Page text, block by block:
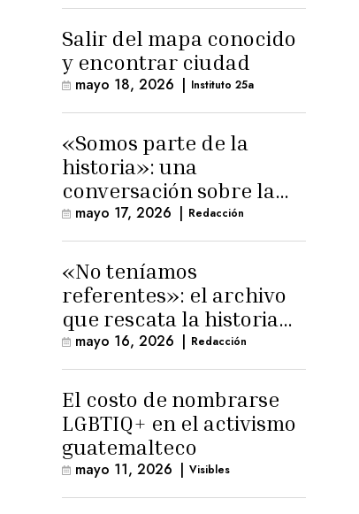
Salir del mapa conocido
y encontrar ciudad
mayo 18, 2026 | Instituto 25a
«Somos parte de la
historia»: una
conversación sobre la
memoria trans
masculina
mayo 17, 2026 | Redacción
«No teníamos
referentes»: el archivo
que rescata la historia
trans masculina en
Latinoamérica
mayo 16, 2026 | Redacción
El costo de nombrarse
LGBTIQ+ en el activismo
guatemalteco
mayo 11, 2026 | Visibles